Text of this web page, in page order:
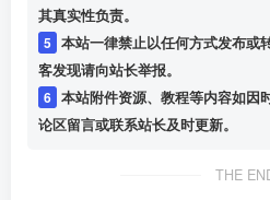
其真实性负责。
5 本站一律禁止以任何方式发布或
客发现请向站长举报。
6 本站附件资源、教程等内容如因
论区留言或联系站长及时更新。
THE